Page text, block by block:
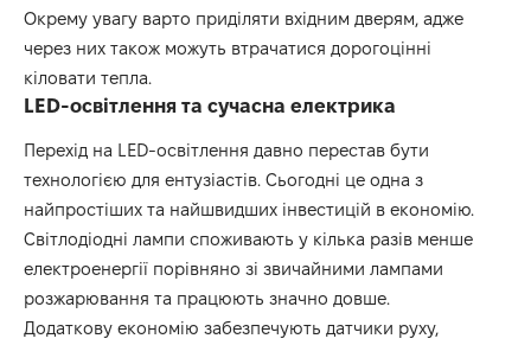
Окрему увагу варто приділяти вхідним дверям, адже
через них також можуть втрачатися дорогоцінні
кіловати тепла.
LED-освітлення та сучасна електрика
Перехід на LED-освітлення давно перестав бути
технологією для ентузіастів. Сьогодні це одна з
найпростіших та найшвидших інвестицій в економію.
Світлодіодні лампи споживають у кілька разів менше
електроенергії порівняно зі звичайними лампами
розжарювання та працюють значно довше.
Додаткову економію забезпечують датчики руху,